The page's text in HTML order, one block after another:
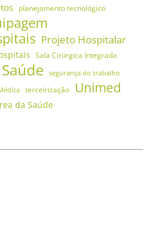
planejamento tecnológico
Projeto Hospitalar
Sala Cirúrgica Integrada
Saúde segurança do trabalho
terceirização Unimed
da Saúde